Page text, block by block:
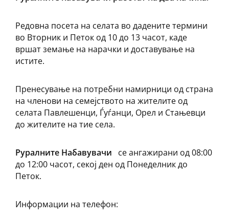
Редовна посета на селата во дадените термини
во Вторник и Петок од 10 до 13 часот, каде
вршат земање на нарачки и доставување на
истите.
Пренесување на потребни намирници од страна
на членови на семејството на жителите од
селата Павлешенци, Ѓуѓанци, Орел и Стањевци
до жителите на тие села.
Руралните Набавувачи
се ангажирани од 08:00
до 12:00 часот, секој ден од Понеделник до
Петок.
Информации на телефон: